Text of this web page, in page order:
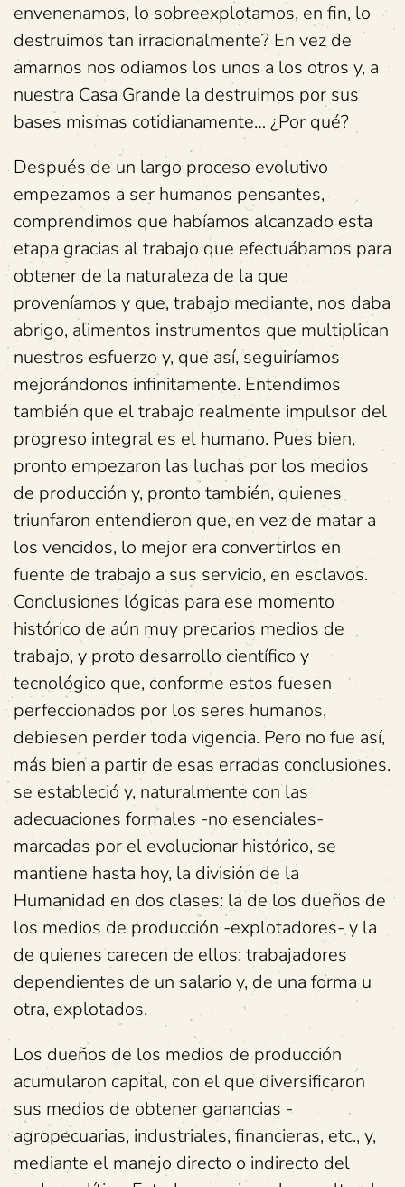
envenenamos, lo sobreexplotamos, en fin, lo
destruimos tan irracionalmente? En vez de
amarnos nos odiamos los unos a los otros y, a
nuestra Casa Grande la destruimos por sus
bases mismas cotidianamente… ¿Por qué?
Después de un largo proceso evolutivo
empezamos a ser humanos pensantes,
comprendimos que habíamos alcanzado esta
etapa gracias al trabajo que efectuábamos para
obtener de la naturaleza de la que
proveníamos y que, trabajo mediante, nos daba
abrigo, alimentos instrumentos que multiplican
nuestros esfuerzo y, que así, seguiríamos
mejorándonos infinitamente. Entendimos
también que el trabajo realmente impulsor del
progreso integral es el humano. Pues bien,
pronto empezaron las luchas por los medios
de producción y, pronto también, quienes
triunfaron entendieron que, en vez de matar a
los vencidos, lo mejor era convertirlos en
fuente de trabajo a sus servicio, en esclavos.
Conclusiones lógicas para ese momento
histórico de aún muy precarios medios de
trabajo, y proto desarrollo científico y
tecnológico que, conforme estos fuesen
perfeccionados por los seres humanos,
debiesen perder toda vigencia. Pero no fue así,
más bien a partir de esas erradas conclusiones.
se estableció y, naturalmente con las
adecuaciones formales -no esenciales-
marcadas por el evolucionar histórico, se
mantiene hasta hoy, la división de la
Humanidad en dos clases: la de los dueños de
los medios de producción -explotadores- y la
de quienes carecen de ellos: trabajadores
dependientes de un salario y, de una forma u
otra, explotados.
Los dueños de los medios de producción
acumularon capital, con el que diversificaron
sus medios de obtener ganancias -
agropecuarias, industriales, financieras, etc., y,
mediante el manejo directo o indirecto del